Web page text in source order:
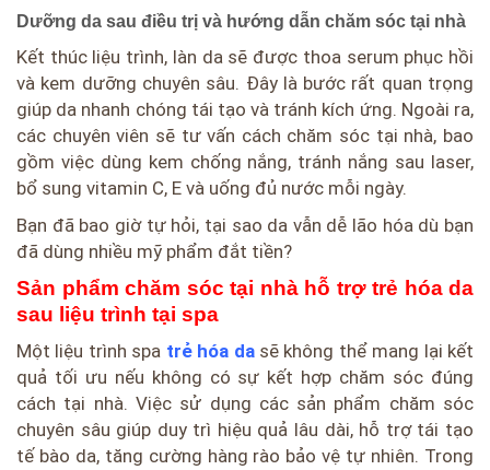
Dưỡng da sau điều trị và hướng dẫn chăm sóc tại nhà
Kết thúc liệu trình, làn da sẽ được thoa serum phục hồi
và kem dưỡng chuyên sâu. Đây là bước rất quan trọng
giúp da nhanh chóng tái tạo và tránh kích ứng. Ngoài ra,
các chuyên viên sẽ tư vấn cách chăm sóc tại nhà, bao
gồm việc dùng kem chống nắng, tránh nắng sau laser,
bổ sung vitamin C, E và uống đủ nước mỗi ngày.
Bạn đã bao giờ tự hỏi, tại sao da vẫn dễ lão hóa dù bạn
đã dùng nhiều mỹ phẩm đắt tiền?
Sản phẩm chăm sóc tại nhà hỗ trợ trẻ hóa da
sau liệu trình tại spa
Một liệu trình spa trẻ hóa dasẽ không thể mang lại kết
quả tối ưu nếu không có sự kết hợp chăm sóc đúng
cách tại nhà. Việc sử dụng các sản phẩm chăm sóc
chuyên sâu giúp duy trì hiệu quả lâu dài, hỗ trợ tái tạo
tế bào da, tăng cường hàng rào bảo vệ tự nhiên. Trong